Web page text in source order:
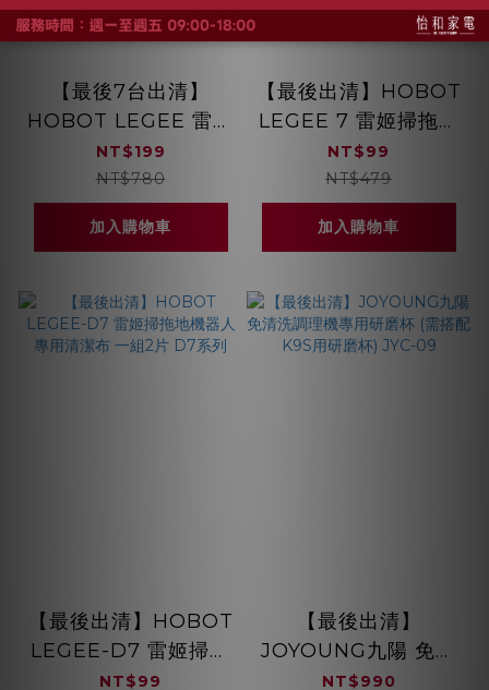
【最後7台出清】
HOBOT LEGEE 雷姬
掃拖地機器人充電座 6
系列 適用HOBOT
688/669/668
NT$199
NT$780
加入購物車
【最後出清】HOBOT
LEGEE 7 雷姬掃拖地
機器人 專用清潔布 一
組2片 7系列
NT$99
NT$479
加入購物車
【最後出清】HOBOT
LEGEE-D7 雷姬掃拖
地機器人 專用清潔布
NT$99
【最後出清】
JOYOUNG九陽 免清
洗調理機專用研磨杯
NT$990